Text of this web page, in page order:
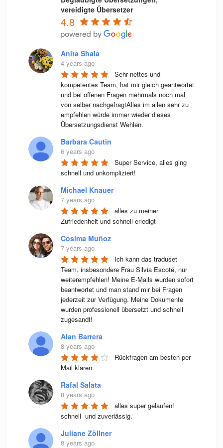
vereidigte Übersetzer
4.8
Anita Shala
4 years ago
Sehr nettes und
kompetentes Team, hat mir gleich geantwortet
und bei offenen Fragen mehrmals noch mal
von selber nachgefragtAlles im allen sehr zu
empfehlen würde immer wieder dieses
Übersetzungsdienst Wehlen.
Barbara Cautin
6 years ago
Super Service, alles ging
schnell und unkompliziert!
Michael Knauer
7 years ago
alles zu meiner
Zufriedenheit und schnell erledigt
Cosima Muñoz
7 years ago
Ich kann das traduset
Team, insbesondere Frau Silvia Escoté, nur
weiterempfehlen! Meine E-Mails wurden sofort
beantwortet und man stand mir bei Fragen
jederzeit zur Verfügung. Meine Dokumente
wurden professionell übersetzt und schnell
zugesandt!
Alan Barrera
8 years ago
Rückfragen am besten per
Mail klären.
Rafal Salata
8 years ago
alles super gelaufen!
schnell  und zuverlässig.
Juliane Zöllner
8 years ago